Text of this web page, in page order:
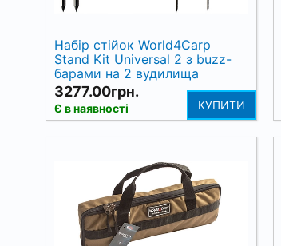
Набір стійок World4Carp
Stand Kit Universal 2 з buzz-
барами на 2 вудилища
3277.00грн.
Є в наявності КУПИТИ